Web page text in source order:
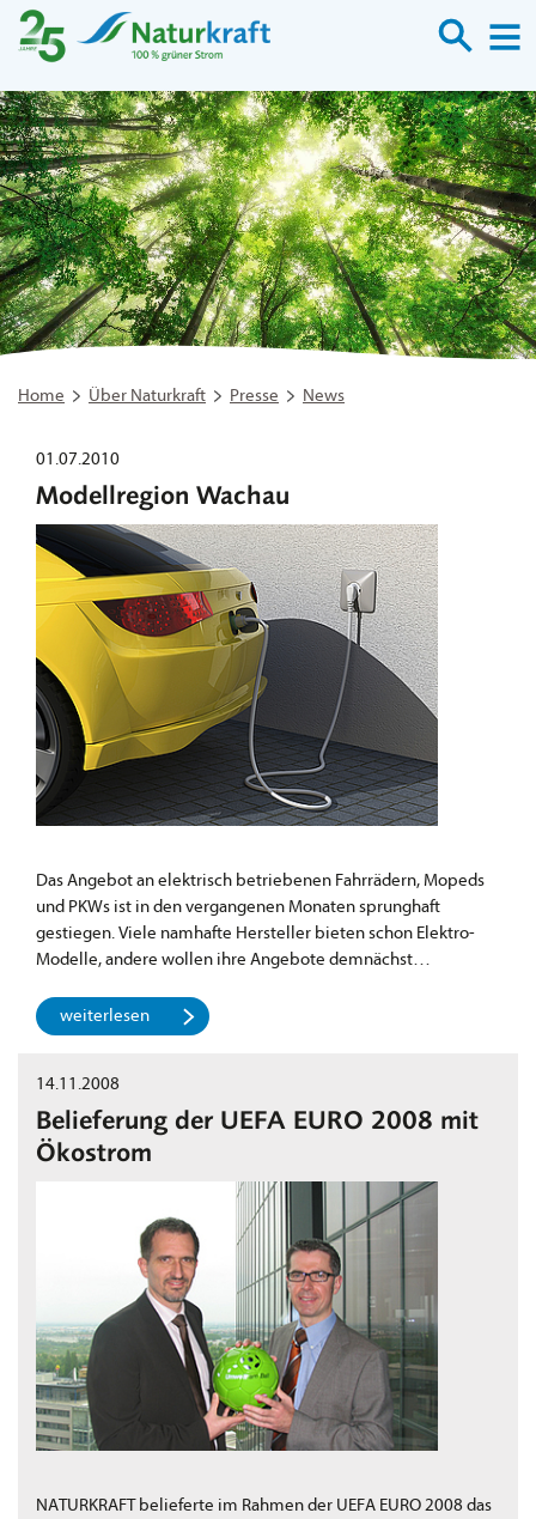
Suche
Home Über Naturkraft Presse News
01.07.2010
Modellregion Wachau
Das Angebot an elektrisch betriebenen Fahrrädern, Mopeds
und PKWs ist in den vergangenen Monaten sprunghaft
gestiegen. Viele namhafte Hersteller bieten schon Elektro-
Modelle, andere wollen ihre Angebote demnächst…
weiterlesen
14.11.2008
Belieferung der UEFA EURO 2008 mit
Ökostrom
NATURKRAFT belieferte im Rahmen der UEFA EURO 2008 das